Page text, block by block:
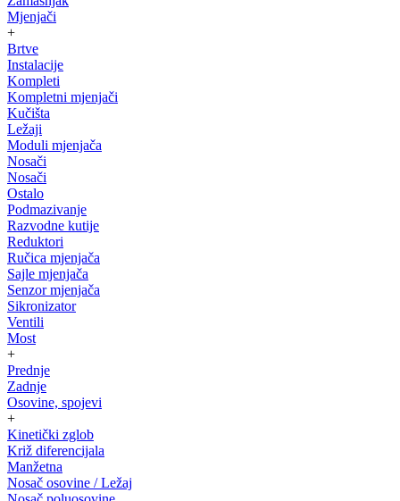
Mjenjači
+
Brtve
Instalacije
Kompleti
Kompletni mjenjači
Kučišta
Ležaji
Moduli mjenjača
Nosači
Nosači
Ostalo
Podmazivanje
Razvodne kutije
Reduktori
Ručica mjenjača
Sajle mjenjača
Senzor mjenjača
Sikronizator
Ventili
Most
+
Prednje
Zadnje
Osovine, spojevi
+
Kinetički zglob
Križ diferencijala
Manžetna
Nosač osovine / Ležaj